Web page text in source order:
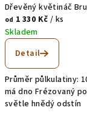
Dřevěný květináč
od 1 330 Kč / ks
Skladem
Detail
Průměr půlkulatiny:
má dno Frézovaný
světle hnědý odstín